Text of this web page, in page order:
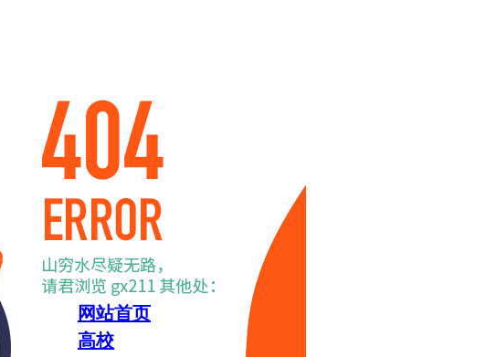
网站首页
高校